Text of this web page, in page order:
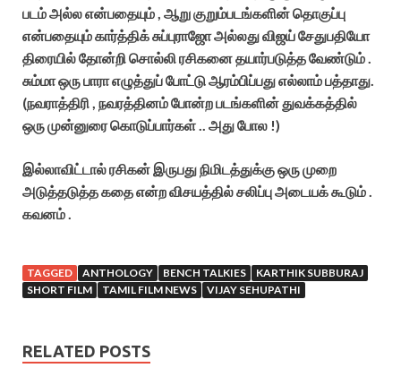
படம் அல்ல என்பதையும் , ஆறு குறும்படங்களின் தொகுப்பு
என்பதையும் கார்த்திக் சுப்புராஜோ அல்லது விஜய் சேதுபதியோ
திரையில் தோன்றி சொல்லி ரசிகனை தயார்படுத்த வேண்டும் .
சும்மா ஒரு பாரா எழுத்துப் போட்டு ஆரம்பிப்பது எல்லாம் பத்தாது.
(நவராத்திரி , நவரத்தினம் போன்ற படங்களின் துவக்கத்தில்
ஒரு முன்னுரை கொடுப்பார்கள் .. அது போல !)
இல்லாவிட்டால் ரசிகன் இருபது நிமிடத்துக்கு ஒரு முறை
அடுத்தடுத்த கதை என்ற விசயத்தில் சலிப்பு அடையக் கூடும் .
கவனம் .
TAGGED ANTHOLOGY BENCH TALKIES
KARTHIK SUBBURAJ
SHORT FILM
TAMIL FILM NEWS VIJAY SEHUPATHI
RELATED POSTS